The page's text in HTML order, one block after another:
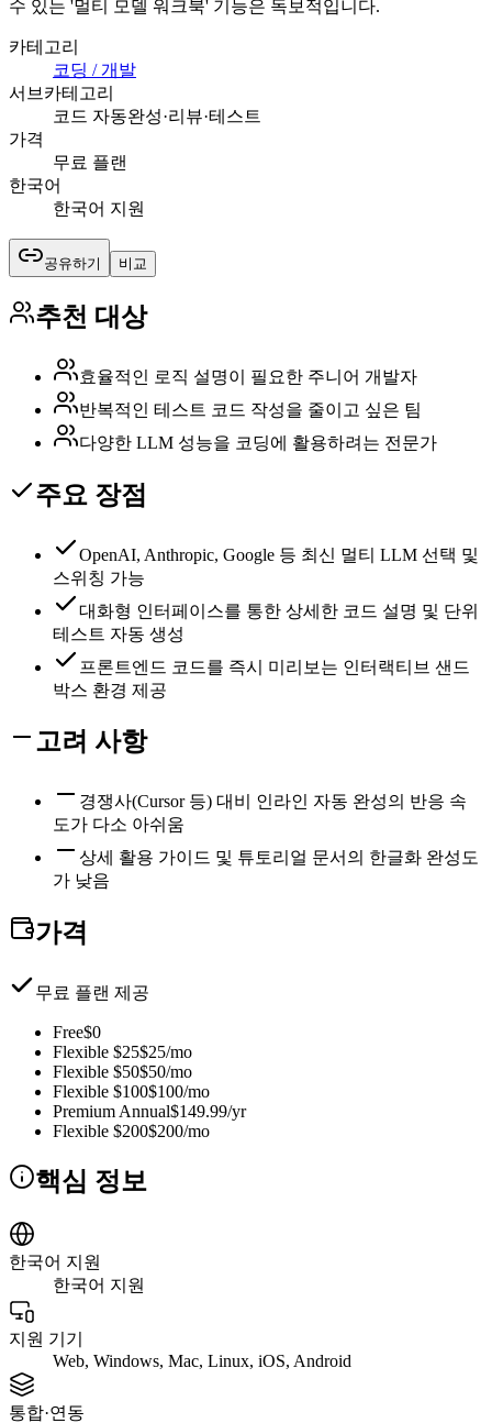
수 있는 '멀티 모델 워크북' 기능은 독보적입니다.
카테고리
코딩 / 개발
서브카테고리
코드 자동완성·리뷰·테스트
가격
무료 플랜
한국어
한국어 지원
공유하기 비교
추천 대상
효율적인 로직 설명이 필요한 주니어 개발자
반복적인 테스트 코드 작성을 줄이고 싶은 팀
다양한 LLM 성능을 코딩에 활용하려는 전문가
주요 장점
OpenAI, Anthropic, Google 등 최신 멀티 LLM 선택 및
스위칭 가능
대화형 인터페이스를 통한 상세한 코드 설명 및 단위
테스트 자동 생성
프론트엔드 코드를 즉시 미리보는 인터랙티브 샌드
박스 환경 제공
고려 사항
경쟁사(Cursor 등) 대비 인라인 자동 완성의 반응 속
도가 다소 아쉬움
상세 활용 가이드 및 튜토리얼 문서의 한글화 완성도
가 낮음
가격
무료 플랜 제공
Free$0
Flexible $25$25/mo
Flexible $50$50/mo
Flexible $100$100/mo
Premium Annual$149.99/yr
Flexible $200$200/mo
핵심 정보
한국어 지원
한국어 지원
지원 기기
Web, Windows, Mac, Linux, iOS, Android
통합·연동